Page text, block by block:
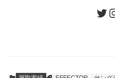
査定結果の
ツイッターイン